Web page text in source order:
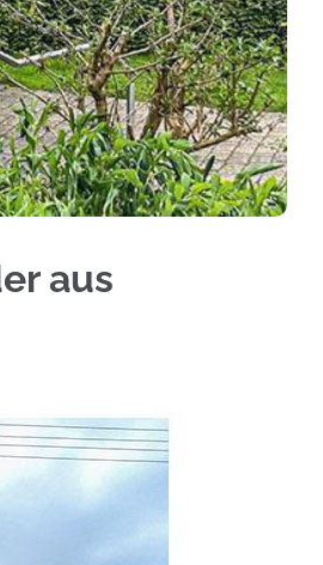
Aluminium
aus